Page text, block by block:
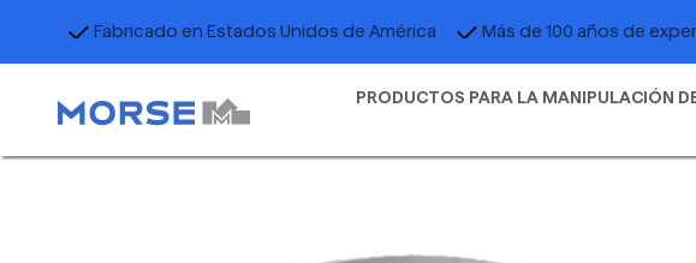
Fabricado en Estados Unidos de América Más de 100 años de
PRODUCTOS PARA LA MANIPULACIÓN